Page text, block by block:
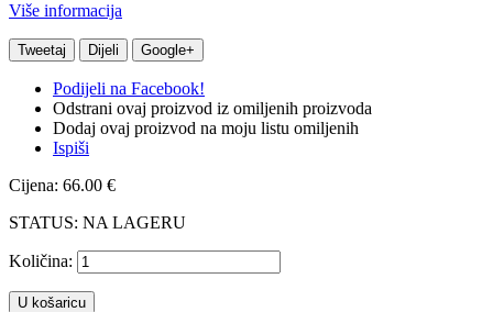
Više informacija
Tweetaj Dijeli Google+
Podijeli na Facebook!
Odstrani ovaj proizvod iz omiljenih proizvoda
Dodaj ovaj proizvod na moju listu omiljenih
Ispiši
Cijena: 66.00 €
STATUS: NA LAGERU
Količina:
U košaricu